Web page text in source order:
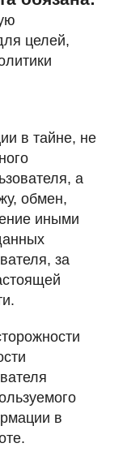
целей,
в тайне, не
а
обмен,
иными
за
в